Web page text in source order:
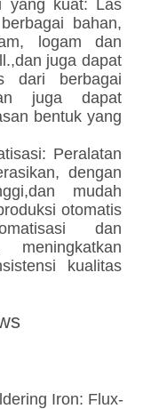
yang kuat: Las
bahan,
logam dan
juga dapat
dari berbagai
juga dapat
bentuk yang
Peralatan
dengan
mudah
otomatis
dan
kualitas
Iron: Flux-